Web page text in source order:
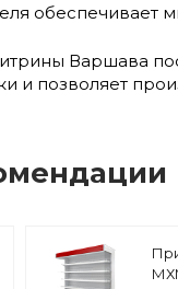
обеспечивает
Варшава
и позволяет